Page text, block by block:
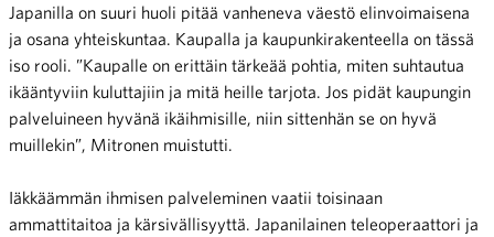
Japanilla on suuri huoli pitää vanheneva väestö elinvoimaisena
ja osana yhteiskuntaa. Kaupalla ja kaupunkirakenteella on tässä
iso rooli. ”Kaupalle on erittäin tärkeää pohtia, miten suhtautua
ikääntyviin kuluttajiin ja mitä heille tarjota. Jos pidät kaupungin
palveluineen hyvänä ikäihmisille, niin sittenhän se on hyvä
muillekin”, Mitronen muistutti.
Iäkkäämmän ihmisen palveleminen vaatii toisinaan
ammattitaitoa ja kärsivällisyyttä. Japanilainen teleoperaattori ja